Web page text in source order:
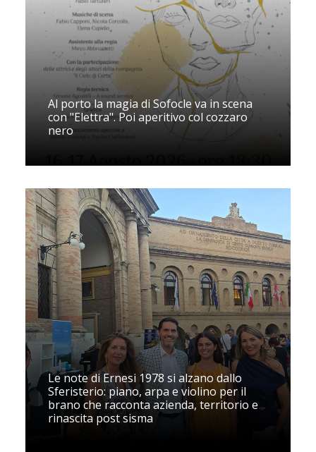
Al porto la magia di Sofocle va in scena
con "Elettra". Poi aperitivo col cozzaro
nero
Le note di Ernesi 1978 si alzano dallo
Sferisterio: piano, arpa e violino per il
brano che racconta azienda, territorio e
rinascita post sisma